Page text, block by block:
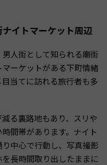
イトマーケット周辺
人街として知られる廟街
マーケットがある下町情緒
当てに訪れる旅行者も多
る裏路地もあり、スリや
間帯があります。ナイト
中心で行動し、写真撮影
長時間取り出したままに